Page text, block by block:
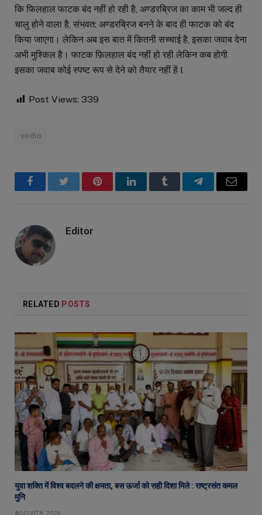
कि फिलहाल फाटक बंद नहीं हो रही है, अण्डरब्रिज का काम भी जल्द ही
चालु होने वाला है, संभवत: अण्डरब्रिज बनने के बाद ही फाटक को बंद
किया जाएगा। लेकिन अब इस बात में कितनी सच्चाई है, इसका जवाब देना
अभी मुश्किल है। फाटक फ़िलहाल बंद नहीं हो रही लेकिन कब होगी
इसका जवाब कोई स्पष्ट रूप से देने को तैयार नहीं हें l
Post Views: 339
vedio
FacebookTwitter PinterestLinkedInTumblr TelegramEmail
Editor
RELATED POSTS
युवा शक्ति में विश्व बदलने की क्षमता, बस ऊर्जा को सही दिशा मिले : राष्ट्रसंत कमल
मुनि
AUGUST 8, 2026